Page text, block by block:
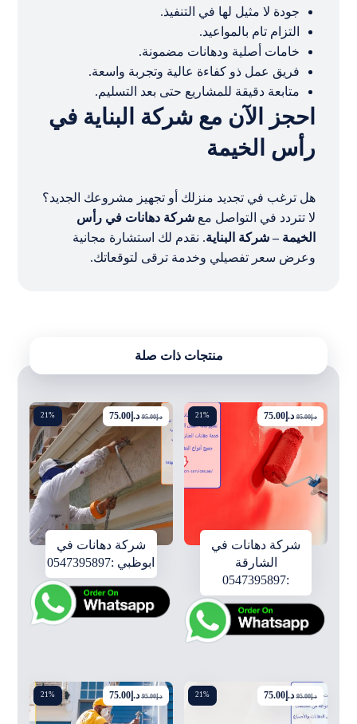
جودة لا مثيل لها في التنفيذ.
التزام تام بالمواعيد.
خامات أصلية ودهانات مضمونة.
فريق عمل ذو كفاءة عالية وتجربة واسعة.
متابعة دقيقة للمشاريع حتى بعد التسليم.
احجز الآن مع شركة البناية في
رأس الخيمة
هل ترغب في تجديد منزلك أو تجهيز مشروعك الجديد؟
لا تتردد في التواصل معشركة دهانات في رأس
الخيمة – شركة البناية. نقدم لك استشارة مجانية
وعرض سعر تفصيلي وخدمة ترقى لتوقعاتك.
منتجات ذات صلة
21%
شركة دهانات في
الشارقة
:0547395897
د.إ95.00 د.إ75.00
21%
شركة دهانات في
ابوظبي :0547395897
د.إ95.00 د.إ75.00
21% د.إ95.00 د.إ75.00
21% د.إ95.00 د.إ75.00